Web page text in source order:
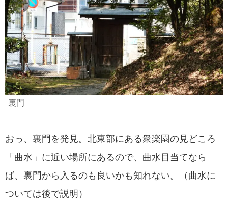
裏門
おっ、裏門を発見。北東部にある衆楽園の見どころ
「曲水」に近い場所にあるので、曲水目当てなら
ば、裏門から入るのも良いかも知れない。（曲水に
ついては後で説明）